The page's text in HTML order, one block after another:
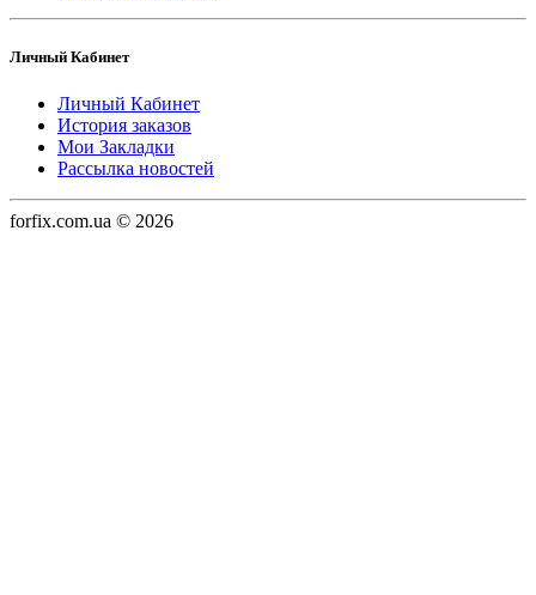
Личный Кабинет
Личный Кабинет
История заказов
Мои Закладки
Рассылка новостей
forfix.com.ua © 2026